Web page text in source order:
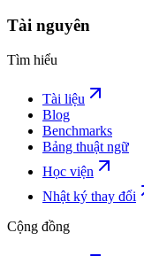
Tài nguyên
Tìm hiểu
Tài liệu
Blog
Benchmarks
Bảng thuật ngữ
Học viện
Nhật ký thay đổi
Cộng đồng